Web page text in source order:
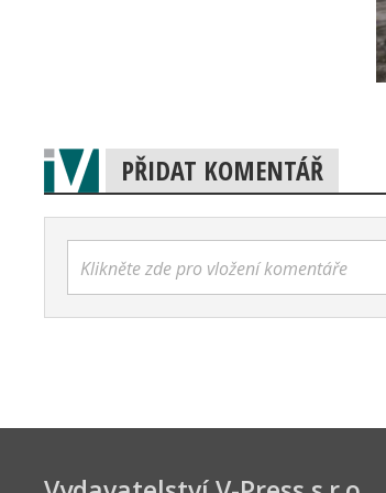
PŘIDAT KOMENTÁŘ
Klikněte zde pro vložení komentáře